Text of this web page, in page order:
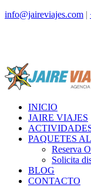
info@jaireviajes.com |
INICIO
JAIRE VIAJES
PAQUETES
Reserva
Solicita
BLOG
CONTACTO